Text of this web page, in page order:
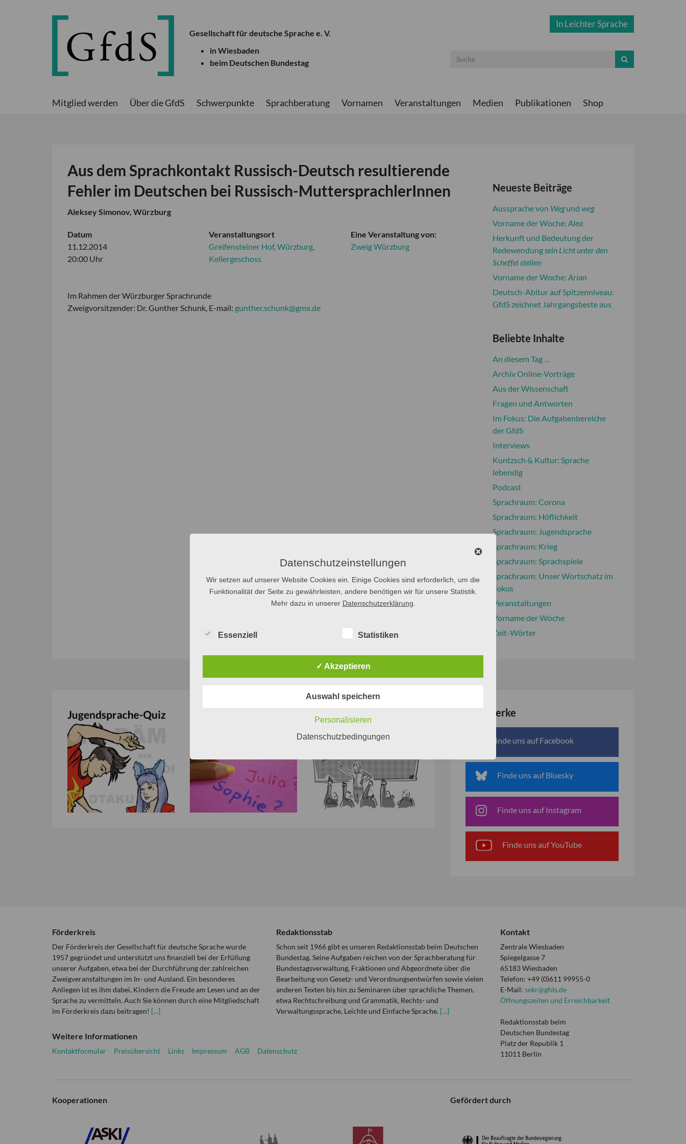
Gesellschaft für deutsche Sprache e. V.
in Wiesbaden
beim Deutschen Bundestag
In Leichter Sprache
Mitglied werden Über die GfdS Schwerpunkte Sprachberatung Vornamen Veranstaltungen Medien Publikationen Shop
Aus dem Sprachkontakt Russisch-Deutsch resultierende
Fehler im Deutschen bei Russisch-MuttersprachlerInnen
Aleksey Simonov, Würzburg
Datum
11.12.2014
20:00 Uhr
Veranstaltungsort
Greifensteiner Hof, Würzburg,
Kellergeschoss
Eine Veranstaltung von:
Zweig Würzburg
Im Rahmen der Würzburger Sprachrunde
Zweigvorsitzender: Dr. Gunther Schunk, E-mail: gunther.schunk@gmx.de
Neueste Beiträge
Aussprache von Wegund weg
Vorname der Woche: Alea
Herkunft und Bedeutung der
Redewendungsein Licht unter den
Scheffel stellen
Vorname der Woche: Arian
Deutsch-Abitur auf Spitzenniveau:
GfdS zeichnet Jahrgangsbeste aus
Beliebte Inhalte
An diesem Tag …
Archiv Online-Vorträge
Aus der Wissenschaft
Fragen und Antworten
Im Fokus: Die Aufgabenbereiche
der GfdS
Interviews
Kuntzsch & Kultur: Sprache
lebendig
Podcast
Sprachraum: Corona
Sprachraum: Höflichkeit
Sprachraum: Jugendsprache
Sprachraum: Krieg
Sprachraum: Sprachspiele
Sprachraum: Unser Wortschatz im
Fokus
Veranstaltungen
Vorname der Woche
Zeit-Wörter
Netzwerke
Finde uns auf Facebook
Finde uns auf Bluesky
Finde uns auf Instagram
Finde uns auf YouTube
Förderkreis
Der Förderkreis der Gesellschaft für deutsche Sprache wurde
1957 gegründet und unterstützt uns finanziell bei der Erfüllung
unserer Aufgaben, etwa bei der Durchführung der zahlreichen
Zweigveranstaltungen im In- und Ausland. Ein besonderes
Anliegen ist es ihm dabei, Kindern die Freude am Lesen und an der
Sprache zu vermitteln. Auch Sie können durch eine Mitgliedschaft
im Förderkreis dazu beitragen! […]
Redaktionsstab
Schon seit 1966 gibt es unseren Redaktionsstab beim Deutschen
Bundestag. Seine Aufgaben reichen von der Sprachberatung für
Bundestagsverwaltung, Fraktionen und Abgeordnete über die
Bearbeitung von Gesetz- und Verordnungsentwürfen sowie vielen
anderen Texten bis hin zu Seminaren über sprachliche Themen,
etwa Rechtschreibung und Grammatik, Rechts- und
Verwaltungssprache, Leichte und Einfache Sprache. […]
Weitere Informationen
Kontaktformular Preisübersicht Links Impressum AGB Datenschutz
Kontakt
Zentrale Wiesbaden
Spiegelgasse 7
65183 Wiesbaden
Telefon: +49 (0)611 99955-0
E-Mail: sekr@gfds.de
Öffnungszeiten und Erreichbarkeit
Redaktionsstab beim
Deutschen Bundestag
Platz der Republik 1
11011 Berlin
Kooperationen Gefördert durch
Datenschutzeinstellungen
Wir setzen auf unserer Website Cookies ein. Einige Cookies sind erforderlich, um die
Funktionalität der Seite zu gewährleisten, andere benötigen wir für unsere Statistik.
Mehr dazu in unserer Datenschutzerklärung
Essenziell Statistiken
✓ Akzeptieren
Auswahl speichern
Personalisieren
Datenschutzbedingungen